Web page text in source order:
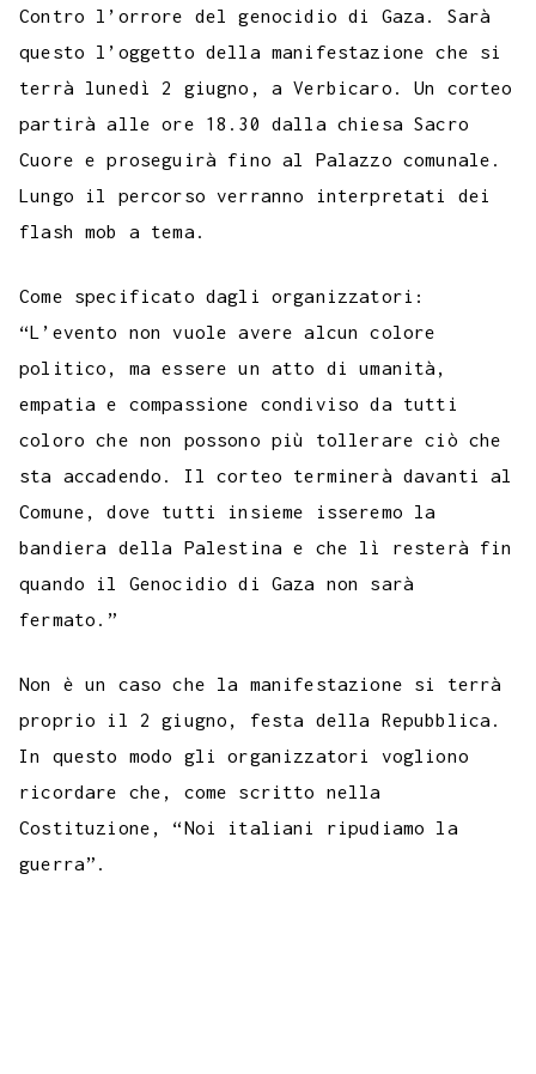
e
b
o
o
k
t
t
e
r
t
s
A
p
p
e
g
r
a
m
s
a
g
e
t
e
r
e
s
t
k
e
d
I
n
k
e
t
b
l
r
l
p
y
L
i
k
Contro l’orrore del genocidio di Gaza. Sarà
questo l’oggetto della manifestazione che si
terrà lunedì 2 giugno, a Verbicaro. Un corteo
partirà alle ore 18.30 dalla chiesa Sacro
Cuore e proseguirà fino al Palazzo comunale.
Lungo il percorso verranno interpretati dei
flash mob a tema.
Come specificato dagli organizzatori:
“L’evento non vuole avere alcun colore
politico, ma essere un atto di umanità,
empatia e compassione condiviso da tutti
coloro che non possono più tollerare ciò che
sta accadendo. Il corteo terminerà davanti al
Comune, dove tutti insieme isseremo la
bandiera della Palestina e che lì resterà fin
quando il Genocidio di Gaza non sarà
fermato.”
Non è un caso che la manifestazione si terrà
proprio il 2 giugno, festa della Repubblica.
In questo modo gli organizzatori vogliono
ricordare che, come scritto nella
Costituzione, “Noi italiani ripudiamo la
guerra”.